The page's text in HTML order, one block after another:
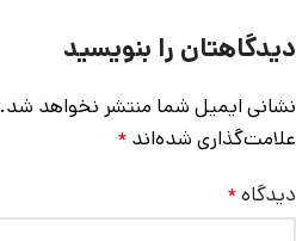
دیدگاهتان را بنویسید
نشانی ایمیل شما منتشر نخواهد شد.
علامت‌گذاری شده‌اند *
دیدگاه*